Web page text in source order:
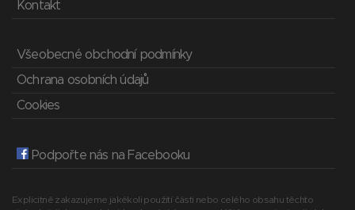
Kontakt
Všeobecné obchodní podmínky
Ochrana osobních údajů
Cookies
Podpořte nás na Facebooku
Explicitně zakazujeme jakékoli použití části nebo celého obsahu těchto